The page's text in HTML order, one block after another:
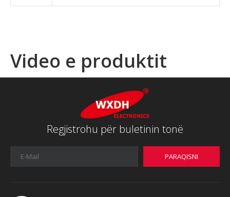
Video e produktit
Regjistrohu për buletinin tonë
PARAQISNI